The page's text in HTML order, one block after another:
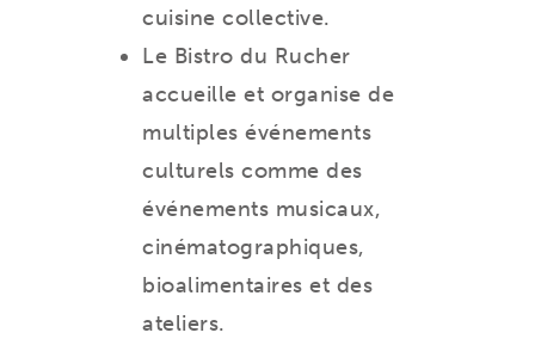
cuisine collective.
Le Bistro du Rucher
accueille et organise de
multiples événements
culturels comme des
événements musicaux,
cinématographiques,
bioalimentaires et des
ateliers.